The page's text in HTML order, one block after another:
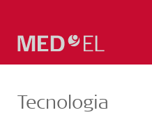
Tecnologia